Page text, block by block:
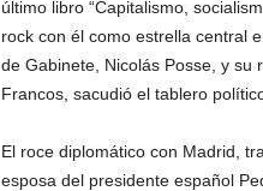
último libro “Capitalismo,
rock con él como estrella central
de Gabinete, Nicolás Posse, y su
Francos, sacudió el tablero
El roce diplomático con Madrid,
esposa del presidente español